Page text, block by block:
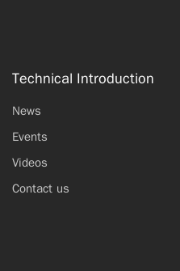
Technical Introduction
News
Events
Videos
Contact us